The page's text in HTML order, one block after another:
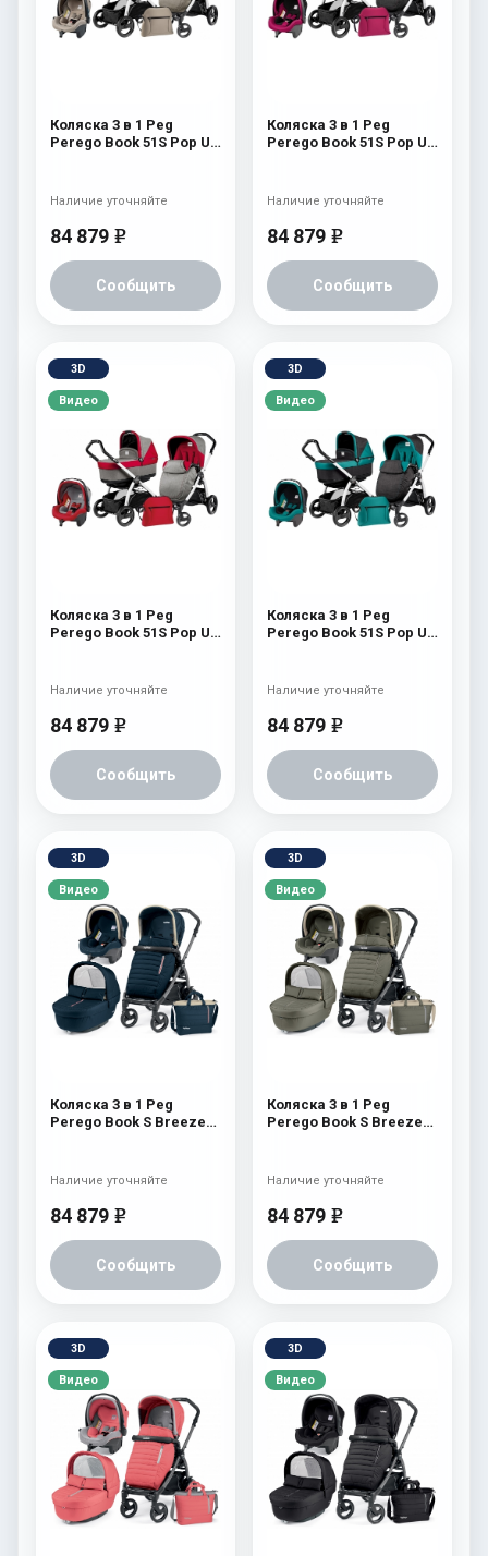
Коляска 3 в 1 Peg
Perego Book 51S Pop Up
84 879 e
Сообщить
Наличие уточняйте
Коляска 3 в 1 Peg
Perego Book 51S Pop Up
84 879 e
Сообщить
Наличие уточняйте
3D
Видео
Коляска 3 в 1 Peg
Perego Book 51S Pop Up
84 879 e
Сообщить
Наличие уточняйте
3D
Видео
Коляска 3 в 1 Peg
Perego Book 51S Pop Up
84 879 e
Сообщить
Наличие уточняйте
3D
Видео
Коляска 3 в 1 Peg
Perego Book S Breeze
Blue
84 879 e
Сообщить
Наличие уточняйте
3D
Видео
Коляска 3 в 1 Peg
Perego Book S Breeze
Kaki
84 879 e
Сообщить
Наличие уточняйте
3D
Видео
3D
Видео